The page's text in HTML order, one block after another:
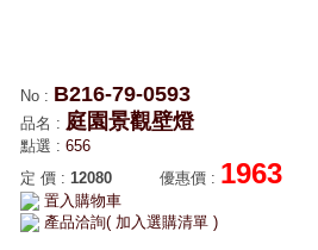
No : B216-79-0593
品名 : 庭園景觀壁燈
點選 : 656
定 價 : 12080 優惠價 : 1963
置入購物車
產品洽詢( 加入選購清單 )